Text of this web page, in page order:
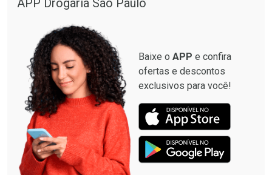
Baixe o APP e confira
ofertas e descontos
exclusivos para você!